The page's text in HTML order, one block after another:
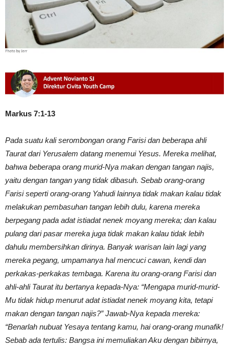
Markus 7:1-13
Pada suatu kali serombongan orang Farisi dan beberapa ahli
Taurat dari Yerusalem datang menemui Yesus. Mereka melihat,
bahwa beberapa orang murid-Nya makan dengan tangan najis,
yaitu dengan tangan yang tidak dibasuh. Sebab orang-orang
Farisi seperti orang-orang Yahudi lainnya tidak makan kalau tidak
melakukan pembasuhan tangan lebih dulu, karena mereka
berpegang pada adat istiadat nenek moyang mereka; dan kalau
pulang dari pasar mereka juga tidak makan kalau tidak lebih
dahulu membersihkan dirinya. Banyak warisan lain lagi yang
mereka pegang, umpamanya hal mencuci cawan, kendi dan
perkakas-perkakas tembaga. Karena itu orang-orang Farisi dan
ahli-ahli Taurat itu bertanya kepada-Nya: “Mengapa murid-murid-
Mu tidak hidup menurut adat istiadat nenek moyang kita, tetapi
makan dengan tangan najis?” Jawab-Nya kepada mereka:
“Benarlah nubuat Yesaya tentang kamu, hai orang-orang munafik!
Sebab ada tertulis: Bangsa ini memuliakan Aku dengan bibirnya,